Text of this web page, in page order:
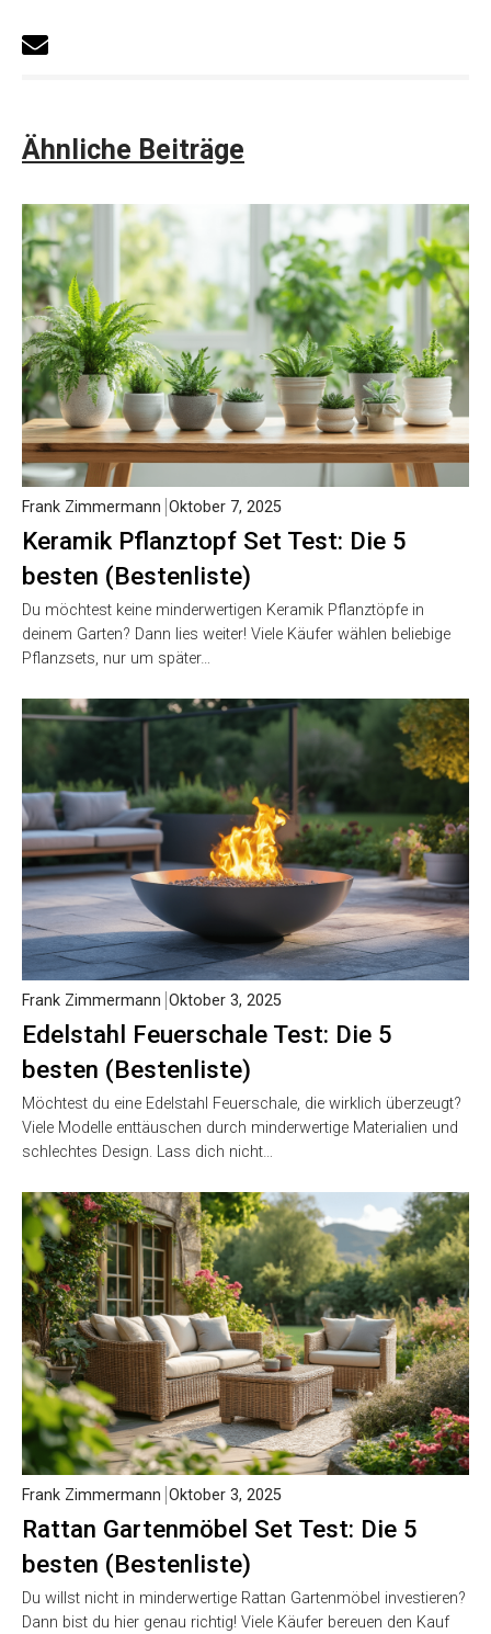
Ähnliche Beiträge
Keramik Pflanztopf Set Test: Die 5
besten (Bestenliste)
Frank Zimmermann Oktober 7, 2025
Du möchtest keine minderwertigen Keramik Pflanztöpfe in
deinem Garten? Dann lies weiter! Viele Käufer wählen beliebige
Pflanzsets, nur um später…
Edelstahl Feuerschale Test: Die 5
besten (Bestenliste)
Frank Zimmermann Oktober 3, 2025
Möchtest du eine Edelstahl Feuerschale, die wirklich überzeugt?
Viele Modelle enttäuschen durch minderwertige Materialien und
schlechtes Design. Lass dich nicht…
Rattan Gartenmöbel Set Test: Die 5
besten (Bestenliste)
Frank Zimmermann Oktober 3, 2025
Du willst nicht in minderwertige Rattan Gartenmöbel investieren?
Dann bist du hier genau richtig! Viele Käufer bereuen den Kauf